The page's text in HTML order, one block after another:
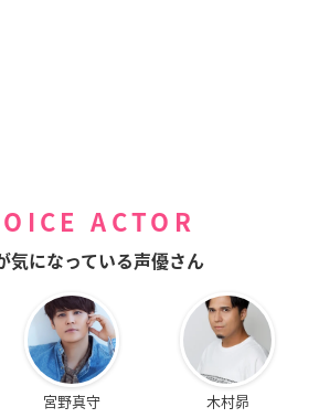
ACTOR
気になっている声優さん
宮野真守 木村昴